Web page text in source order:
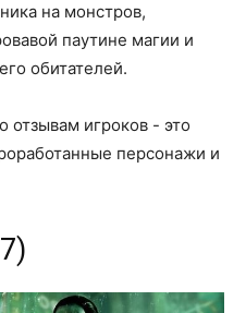
на монстров,
паутине магии и
обитателей.
отзывам игроков - это
персонажи и